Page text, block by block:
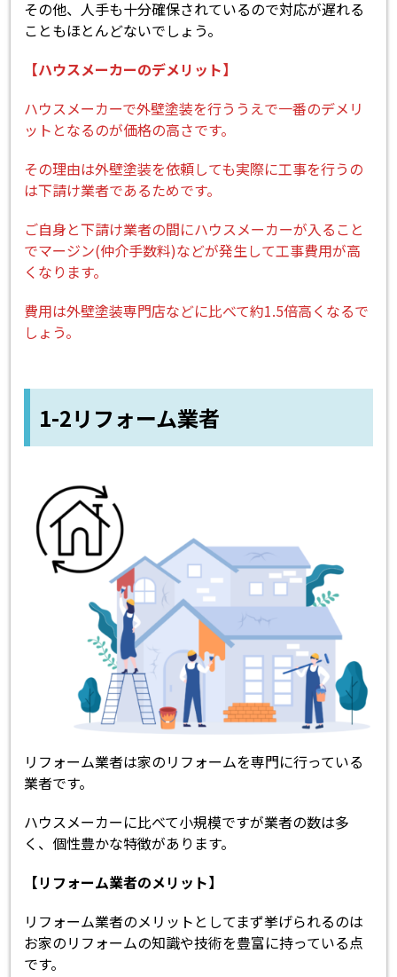
その他、人手も十分確保されているので対応が遅れる
こともほとんどないでしょう。
【ハウスメーカーのデメリット】
ハウスメーカーで外壁塗装を行ううえで一番のデメリ
ットとなるのが価格の高さです。
その理由は外壁塗装を依頼しても実際に工事を行うの
は下請け業者であるためです。
ご自身と下請け業者の間にハウスメーカーが入ること
でマージン(仲介手数料)などが発生して工事費用が高
くなります。
費用は外壁塗装専門店などに比べて約1.5倍高くなるで
しょう。
1-2リフォーム業者
リフォーム業者は家のリフォームを専門に行っている
業者です。
ハウスメーカーに比べて小規模ですが業者の数は多
く、個性豊かな特徴があります。
【リフォーム業者のメリット】
リフォーム業者のメリットとしてまず挙げられるのは
お家のリフォームの知識や技術を豊富に持っている点
です。